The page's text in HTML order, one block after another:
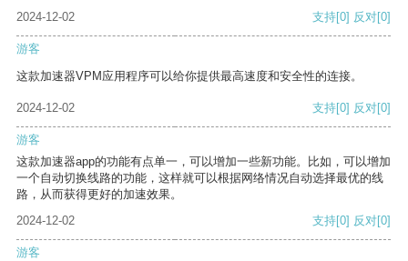
2024-12-02 支持[0] 反对[0]
游客
这款加速器VPM应用程序可以给你提供最高速度和安全性的连接。
2024-12-02 支持[0] 反对[0]
游客
这款加速器app的功能有点单一，可以增加一些新功能。比如，可以增加
一个自动切换线路的功能，这样就可以根据网络情况自动选择最优的线
路，从而获得更好的加速效果。
2024-12-02
支持[0] 反对[0]
游客